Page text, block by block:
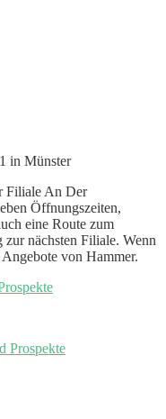
in Münster
Filiale An Der
Öffnungszeiten,
eine Route zum
zur nächsten Filiale. Wenn
von Hammer.
Prospekte